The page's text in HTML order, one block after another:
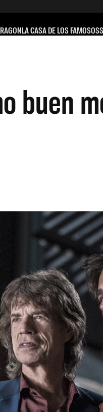
LA CASA DE LOS FAMOSOS
buen